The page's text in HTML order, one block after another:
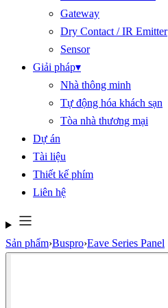
Gateway
Dry Contact / IR Emitter
Sensor
Giải pháp▾
Nhà thông minh
Tự động hóa khách sạn
Tòa nhà thương mại
Dự án
Tài liệu
Thiết kế phím
Liên hệ
Sản phẩm›Buspro›Eave Series Panel